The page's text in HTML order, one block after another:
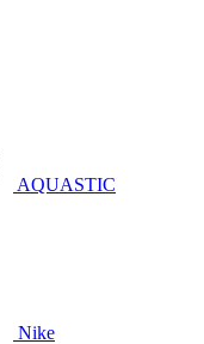
AQUASTIC
Nike